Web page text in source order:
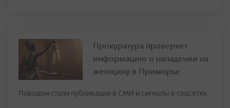
Прокуратура проверяет
информацию о нападении на
женщину в Приморье
Поводом стали публикации в СМИ и сигналы в соцсетях